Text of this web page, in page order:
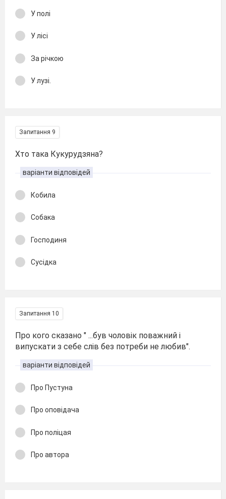
У полі
У лісі
За річкою
У лузі.
Запитання 9
Хто така Кукурудзяна?
варіанти відповідей
Кобила
Собака
Господиня
Сусідка
Запитання 10
Про кого сказано " ...був чоловік поважний і
випускати з себе слів без потреби не любив".
варіанти відповідей
Про Пустуна
Про оповідача
Про поліцая
Про автора